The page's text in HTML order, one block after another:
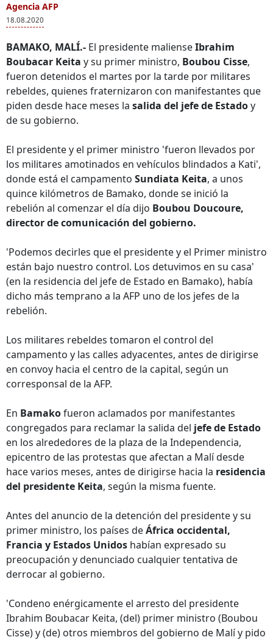
Agencia AFP
18.08.2020
BAMAKO, MALÍ.- El presidente malienseIbrahim
Boubacar Keita y su primer ministro, Boubou Cisse,
fueron detenidos el martes por la tarde por militares
rebeldes, quienes fraternizaron con manifestantes que
piden desde hace meses la salida del jefe de Estadoy
de su gobierno.
El presidente y el primer ministro 'fueron llevados por
los militares amotinados en vehículos blindados a Kati',
donde está el campamento Sundiata Keita, a unos
quince kilómetros de Bamako, donde se inició la
rebelión al comenzar el día dijo Boubou Doucoure,
director de comunicación del gobierno.
'Podemos decirles que el presidente y el Primer ministro
están bajo nuestro control. Los detuvimos en su casa'
(en la residencia del jefe de Estado en Bamako), había
dicho más temprano a la AFP uno de los jefes de la
rebelión.
Los militares rebeldes tomaron el control del
campamento y las calles adyacentes, antes de dirigirse
en convoy hacia el centro de la capital, según un
corresponsal de la AFP.
En Bamakofueron aclamados por manifestantes
congregados para reclamar la salida del jefe de Estado
en los alrededores de la plaza de la Independencia,
epicentro de las protestas que afectan a Malí desde
hace varios meses, antes de dirigirse hacia la residencia
del presidente Keita, según la misma fuente.
Antes del anuncio de la detención del presidente y su
primer ministro, los países deÁfrica occidental,
Francia y Estados Unidos habían expresado su
preocupación y denunciado cualquier tentativa de
derrocar al gobierno.
'Condeno enérgicamente el arresto del presidente
Ibrahim Boubacar Keita, (del) primer ministro (Boubou
Cisse) y (de) otros miembros del gobierno de Malí y pido